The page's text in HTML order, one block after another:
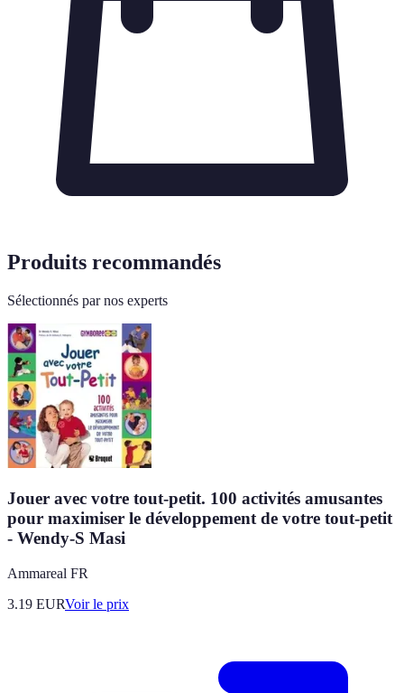
Produits recommandés
Sélectionnés par nos experts
Jouer avec votre tout-petit. 100 activités amusantes
pour maximiser le développement de votre tout-petit
- Wendy-S Masi
Ammareal FR
3.19 EURVoir le prix